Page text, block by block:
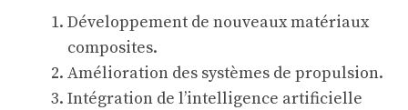
Développement de nouveaux matériaux
composites.
Amélioration des systèmes de propulsion.
Intégration de l’intelligence artificielle